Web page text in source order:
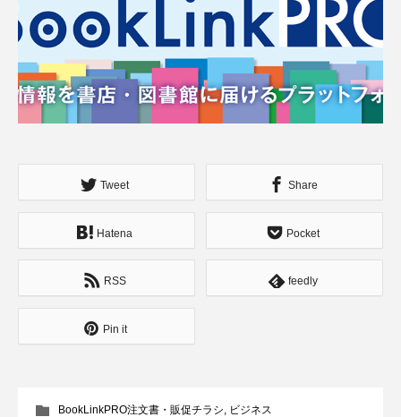
Tweet Share
Hatena Pocket
RSS feedly
Pin it
BookLinkPRO注文書・販促チラシ
ビジネス